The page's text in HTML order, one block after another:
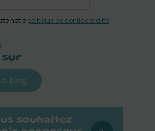
notre politique de confidentialité
sur
Le blog